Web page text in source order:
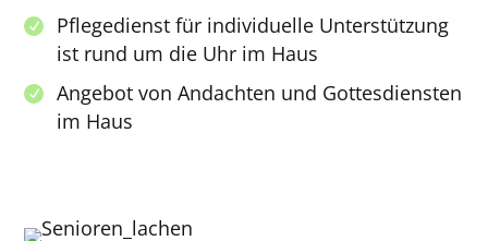
Pflegedienst für individuelle Unterstützung
ist rund um die Uhr im Haus
Angebot von Andachten und Gottesdiensten
im Haus